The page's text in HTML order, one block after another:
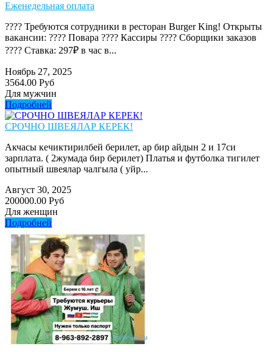
Еженедельная оплата
???? Требуются сотрудники в ресторан Burger King! Открыты
вакансии: ???? Повара ???? Кассиры ???? Сборщики заказов
???? Ставка: 297₽ в час в...
Ноябрь 27, 2025
3564.00 Руб
Для мужчин
Подробней
СРОЧНО ШВЕЯЛАР КЕРЕК!
Акчасы кечиктирилбей берилет, ар бир айдын 2 и 17си
зарплата. ( 2жумада бир берилет) Платья и футболка тигилет
опытный швеялар чалгыла ( уйр...
Август 30, 2025
200000.00 Руб
Для женщин
Подробней